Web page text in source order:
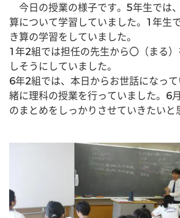
今日の授業の様子です。5年生では
算について学習していました。1年生
き算の学習をしていました。
1年2組では担任の先生から〇（まる
しそうにしていました。
6年2組では、本日からお世話になっ
緒に理科の授業を行っていました。6
のまとめをしっかりさせていきたいと